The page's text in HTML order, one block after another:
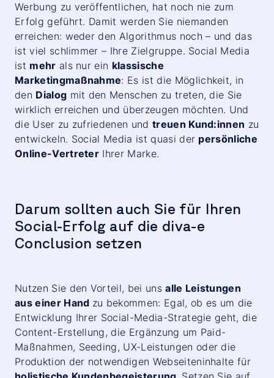
Werbung zu veröffentlichen, hat noch nie zum
Erfolg geführt. Damit werden Sie niemanden
erreichen: weder den Algorithmus noch – und das
ist viel schlimmer – Ihre Zielgruppe. Social Media
ist mehr als nur ein klassische
Marketingmaßnahme: Es ist die Möglichkeit, in
den Dialog mit den Menschen zu treten, die Sie
wirklich erreichen und überzeugen möchten. Und
die User zu zufriedenen und treuen Kund:innen zu
entwickeln. Social Media ist quasi der persönliche
Online-Vertreter Ihrer Marke.
Darum sollten auch Sie für Ihren
Social-Erfolg auf die diva-e
Conclusion setzen
Nutzen Sie den Vorteil, bei unsalle Leistungen
aus einer Hand zu bekommen: Egal, ob es um die
Entwicklung Ihrer Social-Media-Strategie geht, die
Content-Erstellung, die Ergänzung um Paid-
Maßnahmen, Seeding, UX-Leistungen oder die
Produktion der notwendigen Webseiteninhalte für